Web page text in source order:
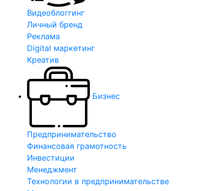
Видеоблоггинг
Личный бренд
Реклама
Digital маркетинг
Креатив
Бизнес
Предпринимательство
Финансовая грамотность
Инвестиции
Менеджмент
Технологии в предпринимательстве